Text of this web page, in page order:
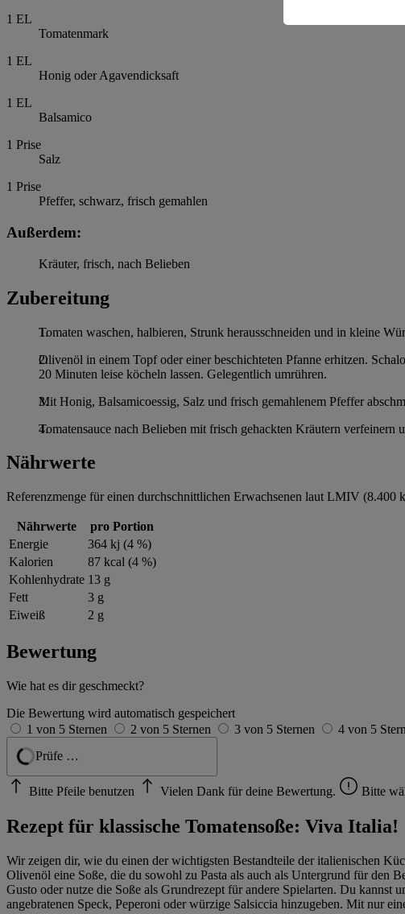
1 EL
Tomatenmark
1 EL
Honig oder Agavendicksaft
1 EL
Balsamico
1 Prise
Salz
1 Prise
Pfeffer, schwarz, frisch gemahlen
Außerdem:
Kräuter, frisch, nach Belieben
Zubereitung
Tomaten waschen, halbieren, Strunk herausschneiden und in kleine
Olivenöl in einem Topf oder einer beschichteten Pfanne erhitzen.
20 Minuten leise köcheln lassen. Gelegentlich umrühren.
Mit Honig, Balsamicoessig, Salz und frisch gemahlenem Pfeffer
Tomatensauce nach Belieben mit frisch gehackten Kräutern
Nährwerte
Referenzmenge für einen durchschnittlichen Erwachsenen laut LMIV (8.400
Nährwerte
pro Portion
Energie
364 kj (4 %)
Kalorien
87 kcal (4 %)
Kohlenhydrate 13 g
Fett
3 g
Eiweiß
2 g
Bewertung
Wie hat es dir geschmeckt?
Die Bewertung wird automatisch gespeichert
1 von 5 Sternen
2 von 5 Sternen 3 von 5 Sternen 4 von 5
Geprüft
Bitte Pfeile benutzen Vielen Dank für deine Bewertung. Bitte
Rezept für klassische Tomatensoße: Viva Italia!
Wir zeigen dir, wie du einen der wichtigsten Bestandteile der italienischen
Olivenöl eine Soße, die du sowohl zu Pasta als auch als Untergrund für den
Gusto oder nutze die Soße als Grundrezept für andere Spielarten. Du kannst
angebratenen Speck, Peperoni oder würzige Salsiccia hinzugeben. Mit nur